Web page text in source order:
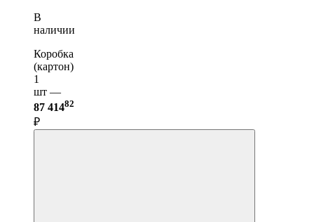
В
наличии
Коробка
(картон)
1
шт —
87 41482
₽